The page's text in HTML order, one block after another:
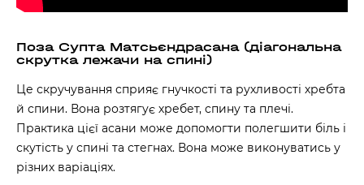
Поза Супта Матсьєндрасана (діагональна
скрутка лежачи на спині)
Це скручування сприяє гнучкості та рухливості хребта
й спини. Вона розтягує хребет, спину та плечі.
Практика цієї асани може допомогти полегшити біль і
скутість у спині та стегнах. Вона може виконуватись у
різних варіаціях.